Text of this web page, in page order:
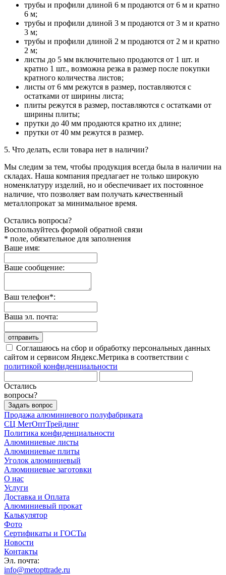
трубы и профили длиной 6 м продаются от 6 м и кратно
6 м;
трубы и профили длиной 3 м продаются от 3 м и кратно
3 м;
трубы и профили длиной 2 м продаются от 2 м и кратно
2 м;
листы до 5 мм включительно продаются от 1 шт. и
кратно 1 шт., возможна резка в размер после покупки
кратного количества листов;
листы от 6 мм режутся в размер, поставляются с
остатками от ширины листа;
плиты режутся в размер, поставляются с остатками от
ширины плиты;
прутки до 40 мм продаются кратно их длине;
прутки от 40 мм режутся в размер.
5. Что делать, если товара нет в наличии?
Мы следим за тем, чтобы продукция всегда была в наличии на
складах. Наша компания предлагает не только широкую
номенклатуру изделий, но и обеспечивает их постоянное
наличие, что позволяет вам получать качественный
металлопрокат за минимальное время.
Остались вопросы?
Воспользуйтесь формой обратной связи
* поле, обязательное для заполнения
Ваше имя:
Ваше сообщение:
Ваш телефон*:
Ваша эл. почта:
отправить
Соглашаюсь на сбор и обработку персональных данных
сайтом и сервисом Яндекс.Метрика в соответствии с
политикой конфиденциальности
Остались
вопросы?
Задать вопрос
Продажа алюминиевого полуфабриката
СЦ МетОптТрейдинг
Политика конфиденциальности
Алюминиевые листы
Алюминиевые плиты
Уголок алюминиевый
Алюминиевые заготовки
О нас
Услуги
Доставка и Оплата
Алюминиевый прокат
Калькулятор
Фото
Сертификаты и ГОСТы
Новости
Контакты
Эл. почта:
info@metopttrade.ru